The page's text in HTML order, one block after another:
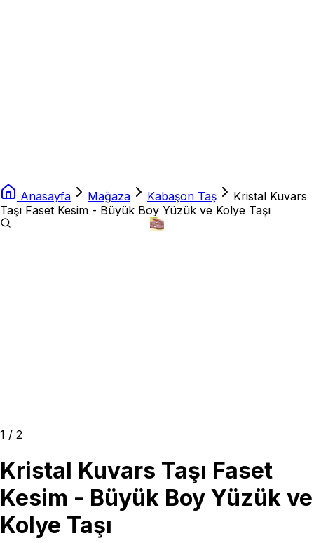
Anasayfa Mağaza Kabaşon Taş
Kristal Kuvars
Taşı Faset Kesim - Büyük Boy Yüzük ve Kolye Taşı
1 / 2
Kristal Kuvars Taşı Faset
Kesim - Büyük Boy Yüzük ve
Kolye Taşı